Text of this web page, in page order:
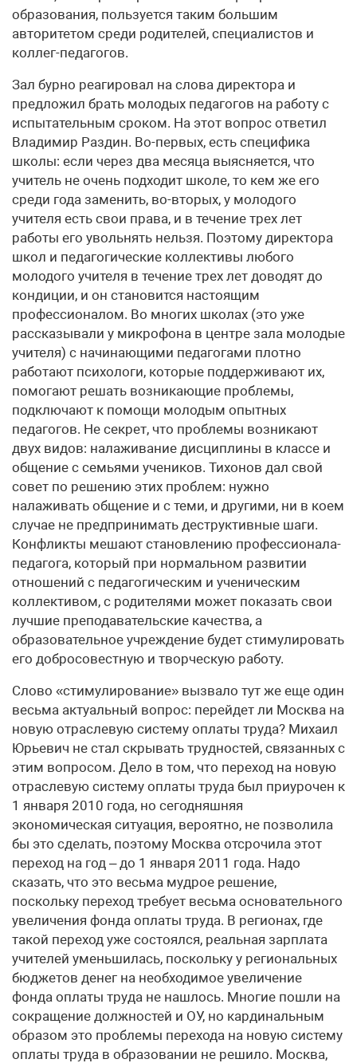
образования, пользуется таким большим
авторитетом среди родителей, специалистов и
коллег-педагогов.
Зал бурно реагировал на слова директора и
предложил брать молодых педагогов на работу с
испытательным сроком. На этот вопрос ответил
Владимир Раздин. Во-первых, есть специфика
школы: если через два месяца выясняется, что
учитель не очень подходит школе, то кем же его
среди года заменить, во-вторых, у молодого
учителя есть свои права, и в течение трех лет
работы его увольнять нельзя. Поэтому директора
школ и педагогические коллективы любого
молодого учителя в течение трех лет доводят до
кондиции, и он становится настоящим
профессионалом. Во многих школах (это уже
рассказывали у микрофона в центре зала молодые
учителя) с начинающими педагогами плотно
работают психологи, которые поддерживают их,
помогают решать возникающие проблемы,
подключают к помощи молодым опытных
педагогов. Не секрет, что проблемы возникают
двух видов: налаживание дисциплины в классе и
общение с семьями учеников. Тихонов дал свой
совет по решению этих проблем: нужно
налаживать общение и с теми, и другими, ни в коем
случае не предпринимать деструктивные шаги.
Конфликты мешают становлению профессионала-
педагога, который при нормальном развитии
отношений с педагогическим и ученическим
коллективом, с родителями может показать свои
лучшие преподавательские качества, а
образовательное учреждение будет стимулировать
его добросовестную и творческую работу.
Слово «стимулирование» вызвало тут же еще один
весьма актуальный вопрос: перейдет ли Москва на
новую отраслевую систему оплаты труда? Михаил
Юрьевич не стал скрывать трудностей, связанных с
этим вопросом. Дело в том, что переход на новую
отраслевую систему оплаты труда был приурочен к
1 января 2010 года, но сегодняшняя
экономическая ситуация, вероятно, не позволила
бы это сделать, поэтому Москва отсрочила этот
переход на год – до 1 января 2011 года. Надо
сказать, что это весьма мудрое решение,
поскольку переход требует весьма основательного
увеличения фонда оплаты труда. В регионах, где
такой переход уже состоялся, реальная зарплата
учителей уменьшилась, поскольку у региональных
бюджетов денег на необходимое увеличение
фонда оплаты труда не нашлось. Многие пошли на
сокращение должностей и ОУ, но кардинальным
образом это проблемы перехода на новую систему
оплаты труда в образовании не решило. Москва,